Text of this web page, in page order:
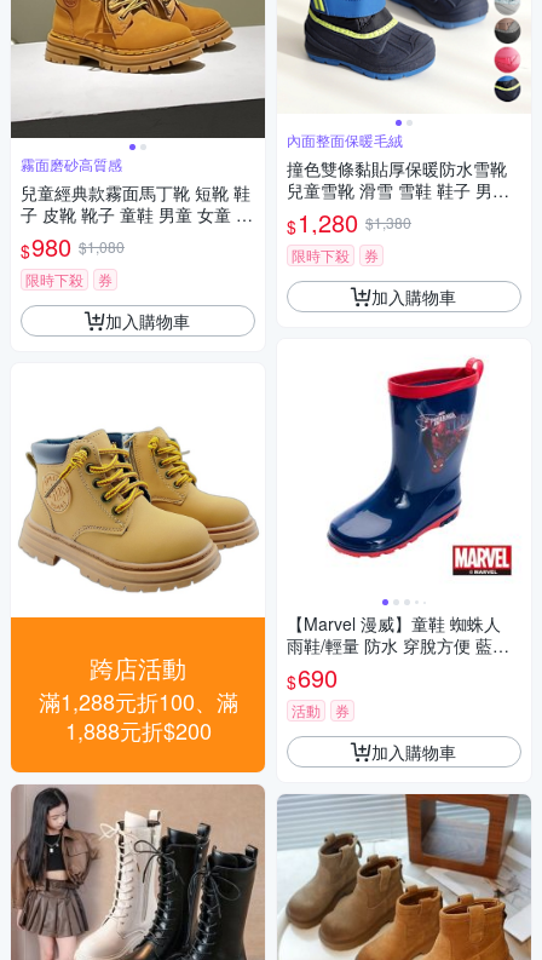
霧面磨砂高質感
兒童經典款霧面馬丁靴 短靴 鞋
子 皮靴 靴子 童鞋 男童 女童 兒
童 童鞋 橘魔法 現貨【BB893
0】
$980 $1,080
限時下殺
券
加入購物車
跨店活動
滿1,288元折100、滿
1,888元折$200
內面整面保暖毛絨
撞色雙條黏貼厚保暖防水雪靴
兒童雪靴 滑雪 雪鞋 鞋子 男童
女童 日本 韓國
$1,280 $1,380
限時下殺
券
加入購物車
【Marvel 漫威】童鞋 蜘蛛人
雨鞋/輕量 防水 穿脫方便 藍紅
(MNKL55376)
$690
活動 券
加入購物車